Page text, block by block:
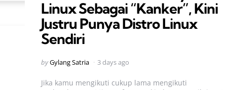
Linux Sebagai “Kanker”, Kini
Justru Punya Distro Linux
Sendiri
Posted
byGylang Satria 3 days ago
Jika kamu mengikuti cukup lama mengikuti